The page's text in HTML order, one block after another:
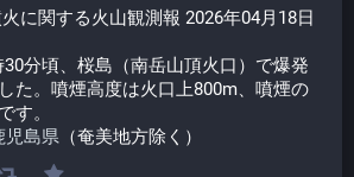
火に関する火山観測報 2026年04月18日
30分頃、桜島（南岳山頂火口）で爆発
た。噴煙高度は火口上800m、噴煙の
す。
児島県 （奄美地方除く）